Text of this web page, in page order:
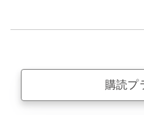
購読プ